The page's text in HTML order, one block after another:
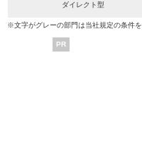
ダイレクト型
※文字がグレーの部門は当社規定の条件
PR